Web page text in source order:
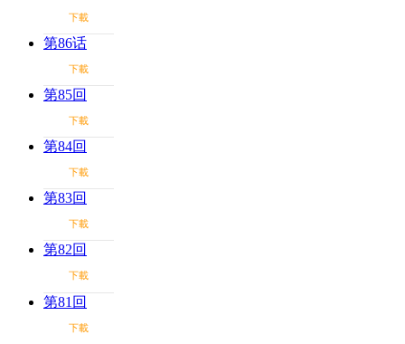
下載
第86话
下載
第85回
下載
第84回
下載
第83回
下載
第82回
下載
第81回
下載